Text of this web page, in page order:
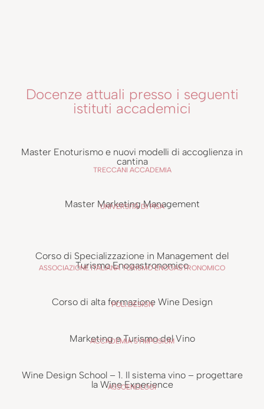
Docenze attuali presso i seguenti
istituti accademici
Master Enoturismo e nuovi modelli di accoglienza in
cantina
TRECCANI ACCADEMIA
Master Marketing Management
UNIVERSITÀ DI PISA
Corso di Specializzazione in Management del
Turismo Enogastronomico
ASSOCIAZIONE ITALIANA TURISMO ENOGASTRONOMICO
Corso di alta formazione Wine Design
POLI.DESIGN
Marketing e Turismo del Vino
ACCADEMIA SYMPOSIUM
Wine Design School – 1. Il sistema vino – progettare
la Wine Experience
ASSOENOLOGI